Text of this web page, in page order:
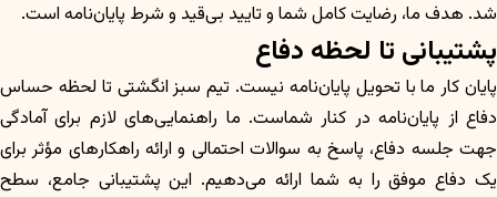
شد. هدف ما، رضایت کامل شما و تایید بی‌قید و شرط پایان‌نامه است.
پشتیبانی تا لحظه دفاع
پایان کار ما با تحویل پایان‌نامه نیست. تیم سبز انگشتی تا لحظه حساس
دفاع از پایان‌نامه در کنار شماست. ما راهنمایی‌های لازم برای آمادگی
جهت جلسه دفاع، پاسخ به سوالات احتمالی و ارائه راهکارهای مؤثر برای
یک دفاع موفق را به شما ارائه می‌دهیم. این پشتیبانی جامع، سطح